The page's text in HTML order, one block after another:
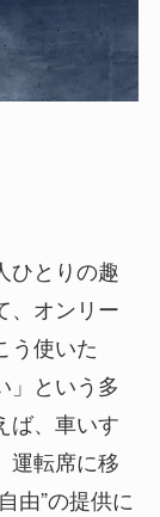
ひとりの趣
、オンリー
う使いた
」という多
ば、車いす
運転席に移
由”の提供に